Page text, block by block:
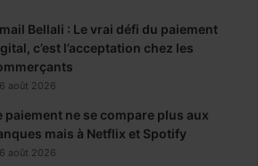
Bellali : Le vrai défi du paiement
c’est l’acceptation chez les
6 août 2026
paiement ne se compare plus aux
mais à Netflix et Spotify
6 août 2026